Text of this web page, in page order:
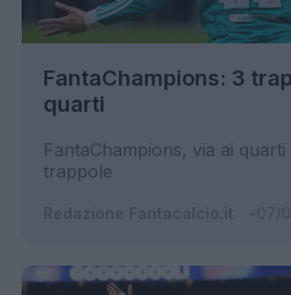
FantaChampions: 3
quarti
FantaChampions, via ai
trappole